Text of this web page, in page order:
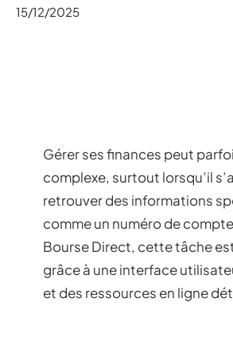
15/12/2025
Gérer ses finances peut
complexe, surtout lorsqu’il
retrouver des informations
comme un numéro de
Bourse Direct, cette tâche
grâce à une interface
et des ressources en ligne